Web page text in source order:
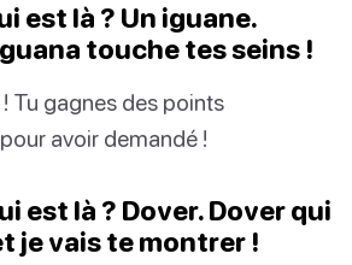
est là ? Un iguane.
touche tes seins !
Tu gagnes des points
avoir demandé !
est là ? Dover. Dover qui
je vais te montrer !